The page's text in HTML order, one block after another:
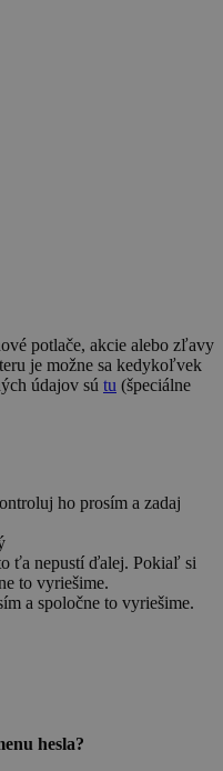
potlače, akcie alebo zľavy
je možne sa kedykoľvek
údajov sú tu (špeciálne
ho prosím a zadaj
ťa nepustí ďalej. Pokiaľ si
to vyriešime.
a spoločne to vyriešime.
hesla?